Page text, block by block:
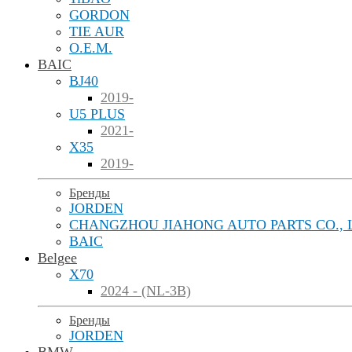
GORDON
TIE AUR
O.E.M.
BAIC
BJ40
2019-
U5 PLUS
2021-
X35
2019-
Бренды
JORDEN
CHANGZHOU JIAHONG AUTO PARTS CO.,
BAIC
Belgee
X70
2024 - (NL-3B)
Бренды
JORDEN